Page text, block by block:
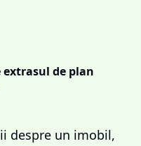
de plan
despre un imobil,